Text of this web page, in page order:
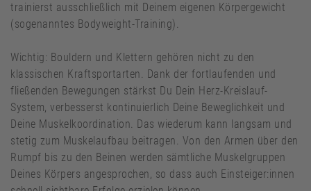
trainierst ausschließlich mit Deinem eigenen Körpergewicht
(sogenanntes Bodyweight-Training).
Wichtig: Bouldern und Klettern gehören nicht zu den
klassischen Kraftsportarten. Dank der fortlaufenden und
fließenden Bewegungen stärkst Du Dein Herz-Kreislauf-
System, verbesserst kontinuierlich Deine Beweglichkeit und
Deine Muskelkoordination. Das wiederum kann langsam und
stetig zum Muskelaufbau beitragen. Von den Armen über den
Rumpf bis zu den Beinen werden sämtliche Muskelgruppen
Deines Körpers angesprochen, so dass auch Einsteiger:innen